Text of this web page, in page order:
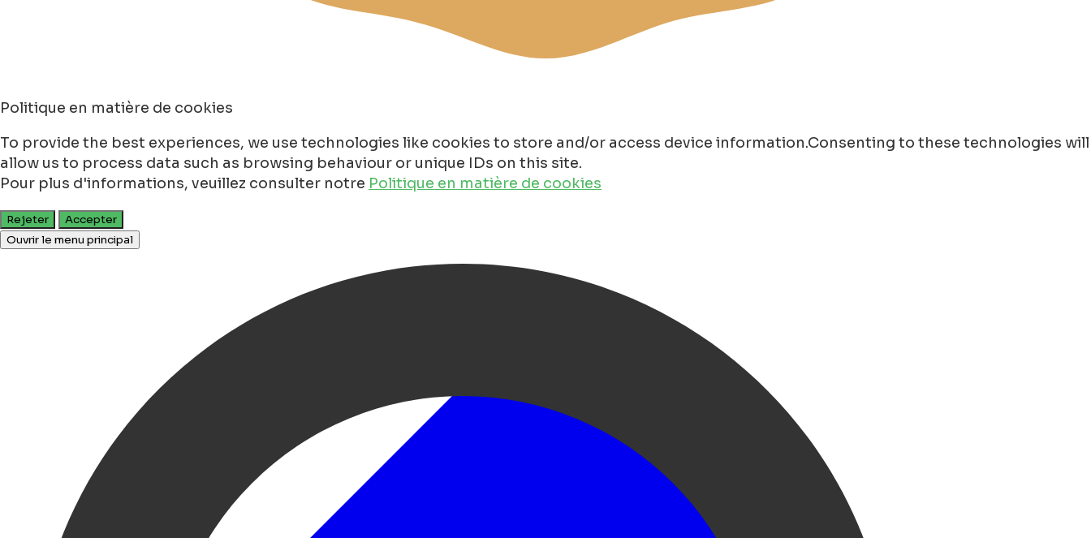
Politique en matière de cookies
To provide the best experiences, we use technologies like cookies to store and/or access device information.Consenting to these technologies will
allow us to process data such as browsing behaviour or unique IDs on this site.
Pour plus d'informations, veuillez consulter notre Politique en matière de cookies
Rejeter
Accepter
Ouvrir le menu principal